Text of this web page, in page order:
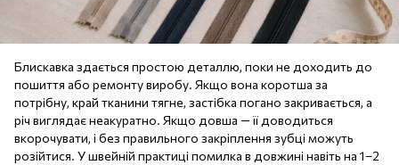
Блискавка здається простою деталлю, поки не доходить до
пошиття або ремонту виробу. Якщо вона коротша за
потрібну, край тканини тягне, застібка погано закривається, а
річ виглядає неакуратно. Якщо довша — її доводиться
вкорочувати, і без правильного закріплення зубці можуть
розійтися. У швейній практиці помилка в довжині навіть на 1–2